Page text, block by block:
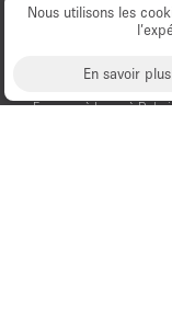
Nous utilisons les
En savoir plus
Espaces à Louer à New
Espaces à Louer à San
Espaces à Louer à
Espaces à Louer à Dubai